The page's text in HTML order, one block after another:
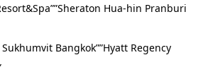
Hua-hin Pranburi
Bangkok””Hyatt Regency